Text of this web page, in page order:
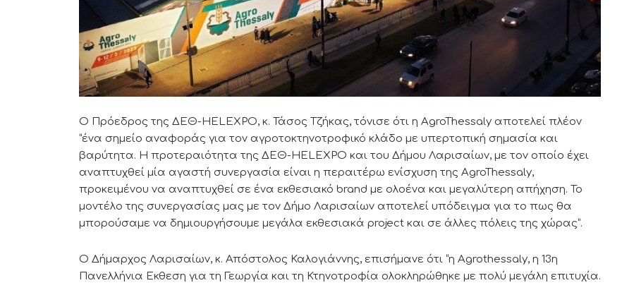
Ο Πρόεδρος της ΔΕΘ-HELEXPO, κ. Τάσος Τζήκας, τόνισε ότι η AgroThessaly αποτελεί πλέον
“ένα σημείο αναφοράς για τον αγροτοκτηνοτροφικό κλάδο με υπερτοπική σημασία και
βαρύτητα. Η προτεραιότητα της ΔΕΘ-HELEXPO και του Δήμου Λαρισαίων, με τον οποίο έχει
αναπτυχθεί μία αγαστή συνεργασία είναι η περαιτέρω ενίσχυση της AgroThessaly,
προκειμένου να αναπτυχθεί σε ένα εκθεσιακό brand με ολοένα και μεγαλύτερη απήχηση. Το
μοντέλο της συνεργασίας μας με τον Δήμο Λαρισαίων αποτελεί υπόδειγμα για το πως θα
μπορούσαμε να δημιουργήσουμε μεγάλα εκθεσιακά project και σε άλλες πόλεις της χώρας”.
Ο Δήμαρχος Λαρισαίων, κ. Απόστολος Καλογιάννης, επισήμανε ότι “η Agrothessaly, η 13η
Πανελλήνια Εκθεση για τη Γεωργία και τη Κτηνοτροφία ολοκληρώθηκε με πολύ μεγάλη επιτυχία.